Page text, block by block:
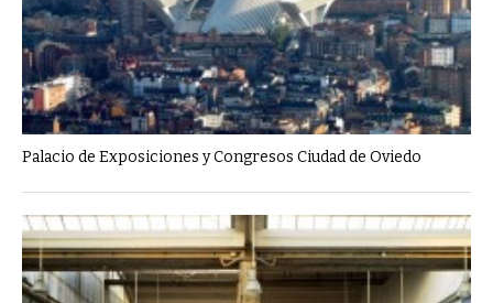
Palacio de Exposiciones y Congresos Ciudad de Oviedo